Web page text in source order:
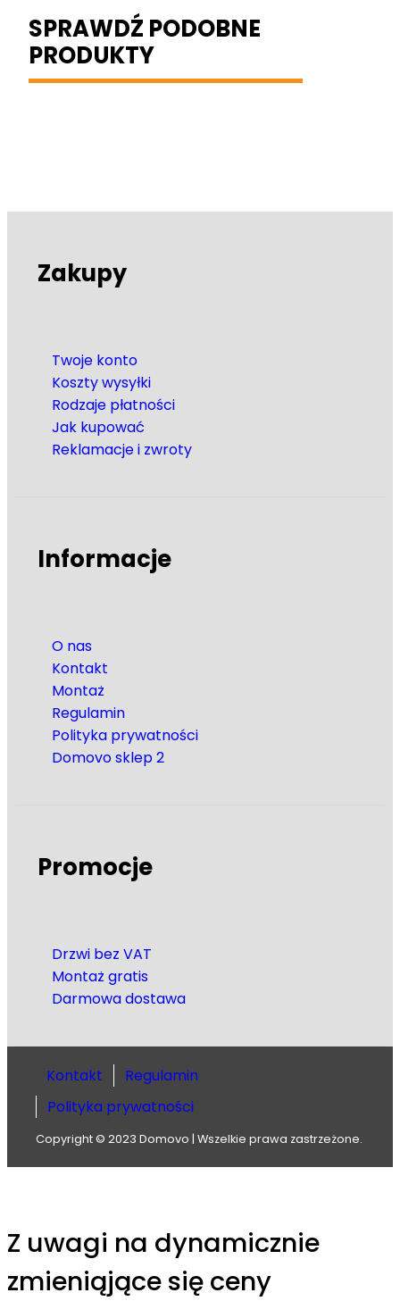
SPRAWDŹ PODOBNE
PRODUKTY
Zakupy
Twoje konto
Koszty wysyłki
Rodzaje płatności
Jak kupować
Reklamacje i zwroty
Informacje
O nas
Kontakt
Montaż
Regulamin
Polityka prywatności
Domovo sklep 2
Promocje
Drzwi bez VAT
Montaż gratis
Darmowa dostawa
Kontakt
Regulamin
Polityka prywatności
Copyright © 2023 Domovo | Wszelkie prawa zastrzeżone.
Z uwagi na dynamicznie
zmieniąjące się ceny